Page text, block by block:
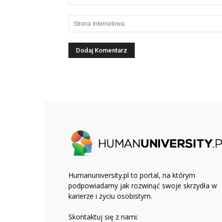
Humanuniversity.pl to portal, na którym
podpowiadamy jak rozwinąć swoje skrzydła w
karierze i życiu osobistym.
Skontaktuj się z nami: